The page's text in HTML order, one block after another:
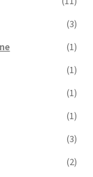
(3)
(1)
(1)
(1)
(1)
(3)
(2)